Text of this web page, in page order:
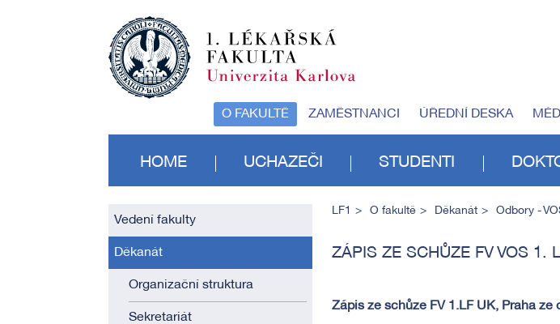
O FAKULTĚ ZAMĚSTNANCI ÚŘEDNÍ DESKA
HOME UCHAZEČI STUDENTI
Vedení fakulty
Děkanát
Organizační struktura
Sekretariát
LF1 O fakultě Děkanát Odbory -
ZÁPIS ZE SCHŮZE FV VOS 1.
Zápis ze schůze FV 1.LF UK, Praha ze